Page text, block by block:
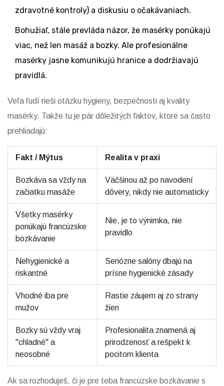
zdravotné kontroly) a diskusiu o očakávaniach.
Bohužiaľ, stále prevláda názor, že masérky ponúkajú
viac, než len masáž a bozky. Ale profesionálne
masérky jasne komunikujú hranice a dodržiavajú
pravidlá.
Veľa ľudí rieši otázku hygieny, bezpečnosti aj kvality
masérky. Takže tu je pár dôležitých faktov, ktoré sa často
prehliadajú:
Fakt / Mýtus Realita v praxi
Bozkáva sa vždy na
začiatku masáže
Väčšinou až po navodení
dôvery, nikdy nie automaticky
Všetky masérky
ponúkajú francúzske
bozkávanie
Nie, je to výnimka, nie
pravidlo
Nehygienické a
riskantné
Seriózne salóny dbajú na
prísne hygienické zásady
Vhodné iba pre
mužov
Rastie záujem aj zo strany
žien
Bozky sú vždy vraj
"chladné" a
neosobné
Profesionalita znamená aj
prirodzenosť a rešpekt k
pocitom klienta
Ak sa rozhoduješ, či je pre teba francúzske bozkávanie s